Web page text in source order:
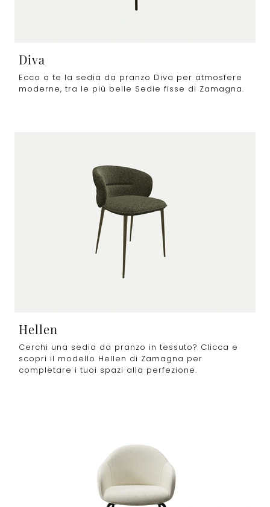
Diva
Ecco a te la sedia da pranzo Diva per atmosfere
moderne, tra le più belle Sedie fisse di Zamagna.
Hellen
Cerchi una sedia da pranzo in tessuto? Clicca e
scopri il modello Hellen di Zamagna per
completare i tuoi spazi alla perfezione.